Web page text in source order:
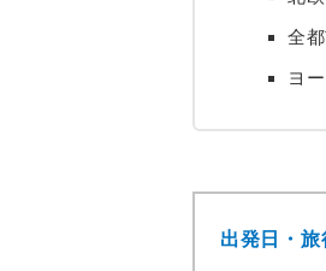
全
ヨ
出発日・旅